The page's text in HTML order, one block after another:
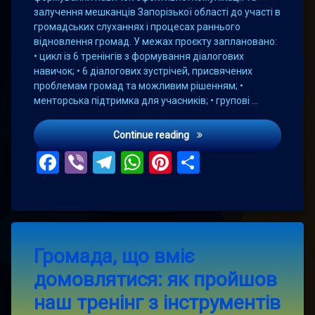
залучення мешканців Запорізької області до участі в
громадських слуханнях і процесах раннього
відновлення громад. У межах проєкту заплановано:
• цикл із 6 тренінгів з формування діалогових
навичок; • 6 діалогових зустрічей, присвячених
проблемам громад та можливим рішенням; •
менторська підтримка для учасників; • групові …
Continue readingГромадська організація
Facebook
ViberTelegram
WhatsApp
Pinterest
Громада, що вміє
домовлятися: як пройшов
наш тренінг з інструментів
a
Comment
on
Громада,
що
вміє